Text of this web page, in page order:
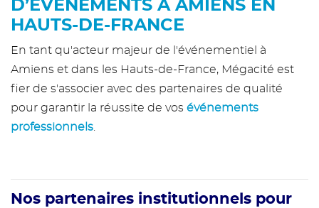
D’ÉVÉNEMENTS À AMIENS EN
HAUTS-DE-FRANCE
En tant qu'acteur majeur de l'événementiel à
Amiens et dans les Hauts-de-France, Mégacité est
fier de s'associer avec des partenaires de qualité
pour garantir la réussite de vos événements
professionnels.
Nos partenaires institutionnels pour